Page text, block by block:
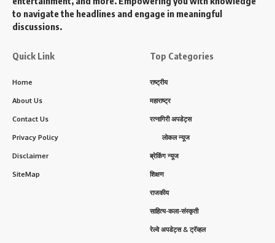
to navigate the headlines and engage in meaningful
discussions.
Quick Link
Home
About Us
Contact Us
Privacy Policy
Disclaimer
SiteMap
Top Categories
राष्ट्रीय
महाराष्ट्र
रत्नागिरी अपडेट्स
लोकल न्यूज
ब्रेकिंग न्यूज
शिक्षण
राजकीय
साहित्य-कला-संस्कृती
रेल्वे अपडेट्स & ट्रॅव्हल